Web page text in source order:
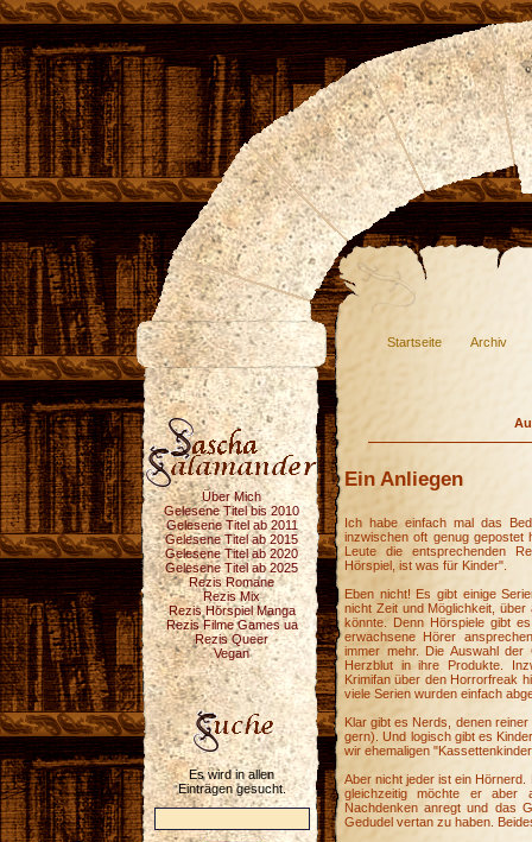
Startseite Archiv
Über Mich
Gelesene Titel bis 2010
Gelesene Titel ab 2011
Gelesene Titel ab 2015
Gelesene Titel ab 2020
Gelesene Titel ab 2025
Rezis Romane
Rezis Mix
Rezis Hörspiel Manga
Rezis Filme Games ua
Rezis Queer
Vegan
Es wird in allen
Einträgen gesucht.
Ein Anliegen
Ich habe einfach mal das
inzwischen oft genug gepostet
Leute die entsprechenden
Hörspiel, ist was für Kinder".
Eben nicht! Es gibt einige
nicht Zeit und Möglichkeit,
könnte. Denn Hörspiele gibt
erwachsene Hörer
immer mehr. Die Auswahl
Herzblut in ihre Produkte.
Krimifan über den Horrorfreak
viele Serien wurden einfach
Klar gibt es Nerds, denen
gern). Und logisch gibt es
wir ehemaligen
Aber nicht jeder ist ein
gleichzeitig möchte er
Nachdenken anregt und das
Gedudel vertan zu haben.